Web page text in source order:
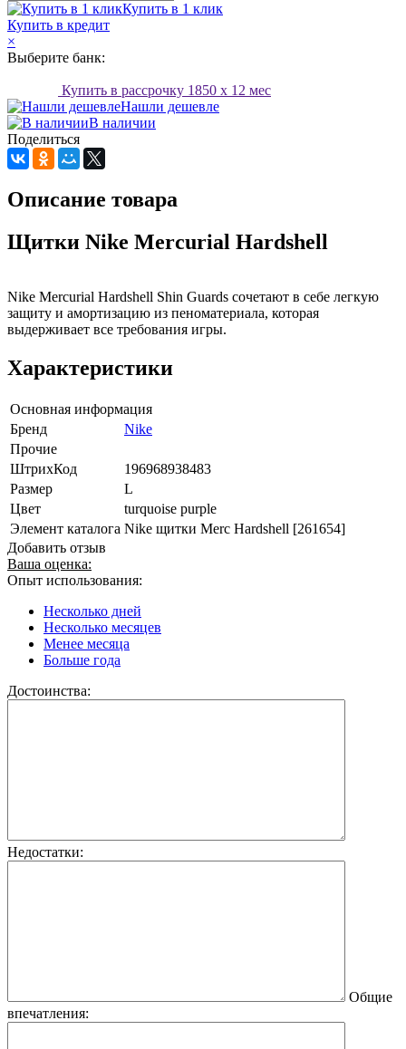
Купить в 1 клик
Купить в кредит
×
Выберите банк:
Купить в рассрочку 1850 x 12 мес
Нашли дешевле
В наличии
Поделиться
Описание товара
Щитки Nike Mercurial Hardshell
Nike Mercurial Hardshell Shin Guards сочетают в себе легкую
защиту и амортизацию из пеноматериала, которая
выдерживает все требования игры.
Характеристики
Основная информация
Бренд
Nike
Прочие
ШтрихКод
196968938483
Размер
L
Цвет
turquoise purple
Элемент каталога Nike щитки Merc Hardshell [261654]
Добавить отзыв
Ваша оценка:
Опыт использования:
Несколько дней
Несколько месяцев
Менее месяца
Больше года
Достоинства:
Недостатки:
Общие
впечатления: